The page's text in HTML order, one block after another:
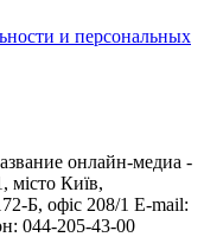
и персональных
онлайн-медиа -
місто Київ,
Б, офіс 208/1 E-mail:
044-205-43-00